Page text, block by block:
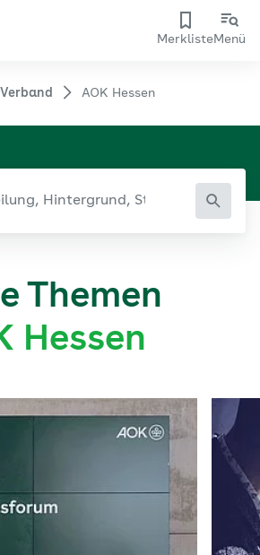
MerklisteMenü
AOK Hessen
Themen
Hessen